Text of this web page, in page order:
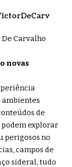
Carvalho
novas
ambientes
de
podem explorar
perigosos no
campos de
sideral, tudo